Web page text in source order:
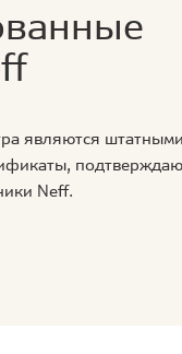
являются штатными
Neff.